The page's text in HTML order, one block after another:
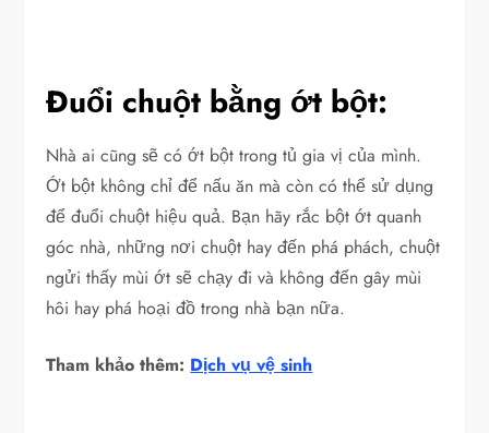
Đuổi chuột bằng ớt bột:
Nhà ai cũng sẽ có ớt bột trong tủ gia vị của mình.
Ớt bột không chỉ để nấu ăn mà còn có thể sử dụng
để đuổi chuột hiệu quả. Bạn hãy rắc bột ớt quanh
góc nhà, những nơi chuột hay đến phá phách, chuột
ngửi thấy mùi ớt sẽ chạy đi và không đến gây mùi
hôi hay phá hoại đồ trong nhà bạn nữa.
Tham khảo thêm: Dịch vụ vệ sinh